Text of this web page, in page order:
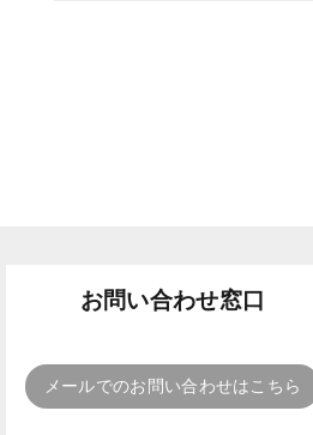
お問い合わせ窓口
メールでのお問い合わせはこちら